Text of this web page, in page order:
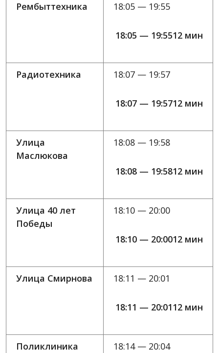
Рембыттехника 18:05 — 19:55
18:05 — 19:5512 мин
Радиотехника 18:07 — 19:57
18:07 — 19:5712 мин
Улица
Маслюкова
18:08 — 19:58
18:08 — 19:5812 мин
Улица 40 лет
Победы
18:10 — 20:00
18:10 — 20:0012 мин
Улица Смирнова 18:11 — 20:01
18:11 — 20:0112 мин
Поликлиника 18:14 — 20:04